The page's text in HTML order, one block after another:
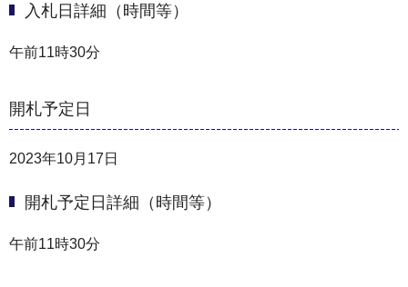
入札日詳細（時間等）
午前11時30分
開札予定日
2023年10月17日
開札予定日詳細（時間等）
午前11時30分